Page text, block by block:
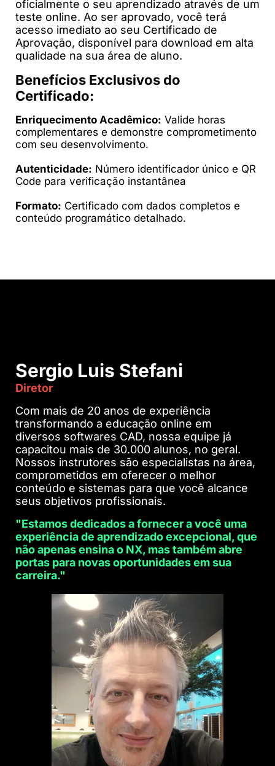
oficialmente o seu aprendizado através de um
teste online. Ao ser aprovado, você terá
acesso imediato ao seu Certificado de
Aprovação, disponível para download em alta
qualidade na sua área de aluno.
Benefícios Exclusivos do
Certificado:
Enriquecimento Acadêmico: Valide horas
complementares e demonstre comprometimento
com seu desenvolvimento.
Autenticidade: Número identificador único e QR
Code para verificação instantânea​​​​​​​
Formato: Certificado com dados completos e
conteúdo programático detalhado.
Sergio Luis Stefani
Diretor
Com mais de 20 anos de experiência
transformando a educação online em
diversos softwares CAD, nossa equipe já
capacitou mais de 30.000 alunos, no geral.
Nossos instrutores são especialistas na área,
comprometidos em oferecer o melhor
conteúdo e sistemas para que você alcance
seus objetivos profissionais.
"Estamos dedicados a fornecer a você uma
experiência de aprendizado excepcional, que
não apenas ensina o NX, mas também abre
portas para novas oportunidades em sua
carreira."